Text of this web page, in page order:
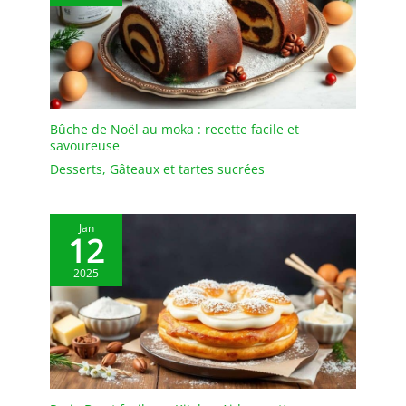
des pâtisseries. Bon pour
le brunch, le dîner, la
fête, le mariage et bien
d'autres occasions. Le
plateau de service
Wishdeco peut être
utilisé non seulement
aussi comme plateau de
accompagnements
d'assiettes est d'un blanc
éclatant avec une forme
rectangulaire
ergonomique et un
rebord étroit. Les rebords
empêchent les
déversements, gardent le
comptoir et la table
Bûche de Noël au moka : recette facile et
savoureuse
Desserts, Gâteaux et tartes sucrées
Jan
12
2025